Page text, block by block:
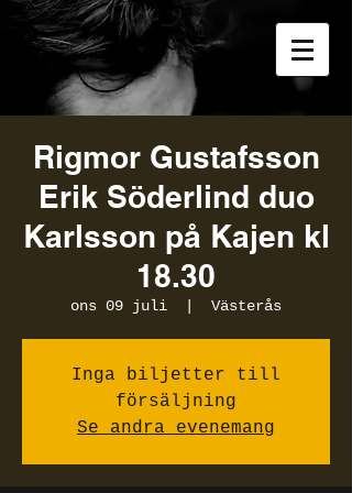
Rigmor Gustafsson
Erik Söderlind duo
Karlsson på Kajen kl
18.30
ons 09 juli Västerås
Inga biljetter till
försäljning
Se andra evenemang